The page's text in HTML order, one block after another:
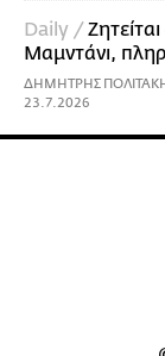
Daily /
Μαμντάνι,
ΔΗΜΗΤΡΗΣ
23.7.2026